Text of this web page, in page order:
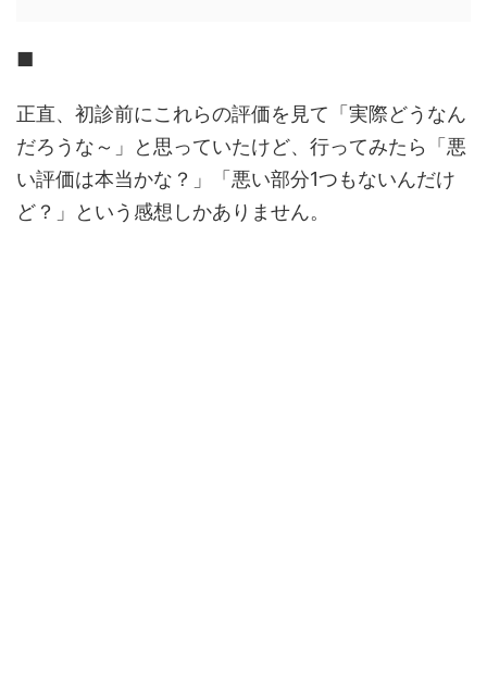
■
正直、初診前にこれらの評価を見て「実際どうなん
だろうな～」と思っていたけど、行ってみたら「悪
い評価は本当かな？」「悪い部分1つもないんだけ
ど？」という感想しかありません。